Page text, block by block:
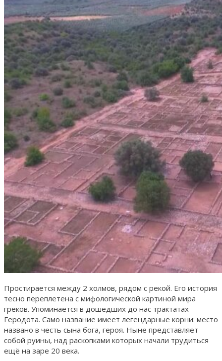
Простирается между 2 холмов, рядом с рекой. Его история
тесно переплетена с мифологической картиной мира
греков. Упоминается в дошедших до нас трактатах
Геродота. Само название имеет легендарные корни: место
названо в честь сына бога, героя. Ныне представляет
собой руины, над раскопками которых начали трудиться
ещё на заре 20 века.